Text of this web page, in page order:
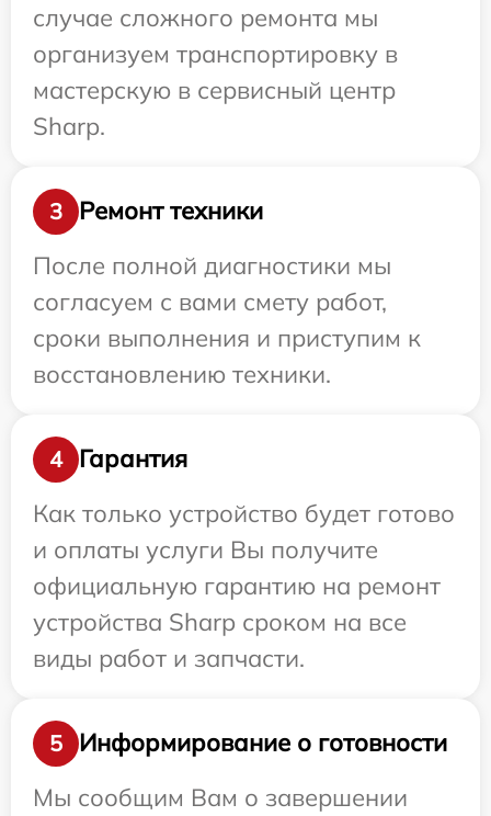
случае сложного ремонта мы
организуем транспортировку в
мастерскую в сервисный центр
Sharp.
3
Ремонт техники
После полной диагностики мы
согласуем с вами смету работ,
сроки выполнения и приступим к
восстановлению техники.
4
Гарантия
Как только устройство будет готово
и оплаты услуги Вы получите
официальную гарантию на ремонт
устройства Sharp сроком на все
виды работ и запчасти.
5
Информирование о готовности
Мы сообщим Вам о завершении